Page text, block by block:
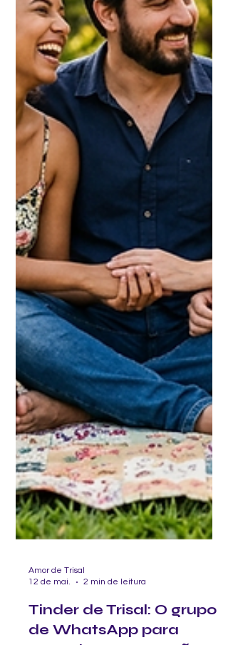
12 de mai.
2 min de leitura
Tinder de Trisal: O grupo